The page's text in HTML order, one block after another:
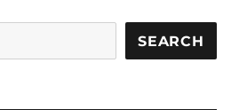
SEARCH